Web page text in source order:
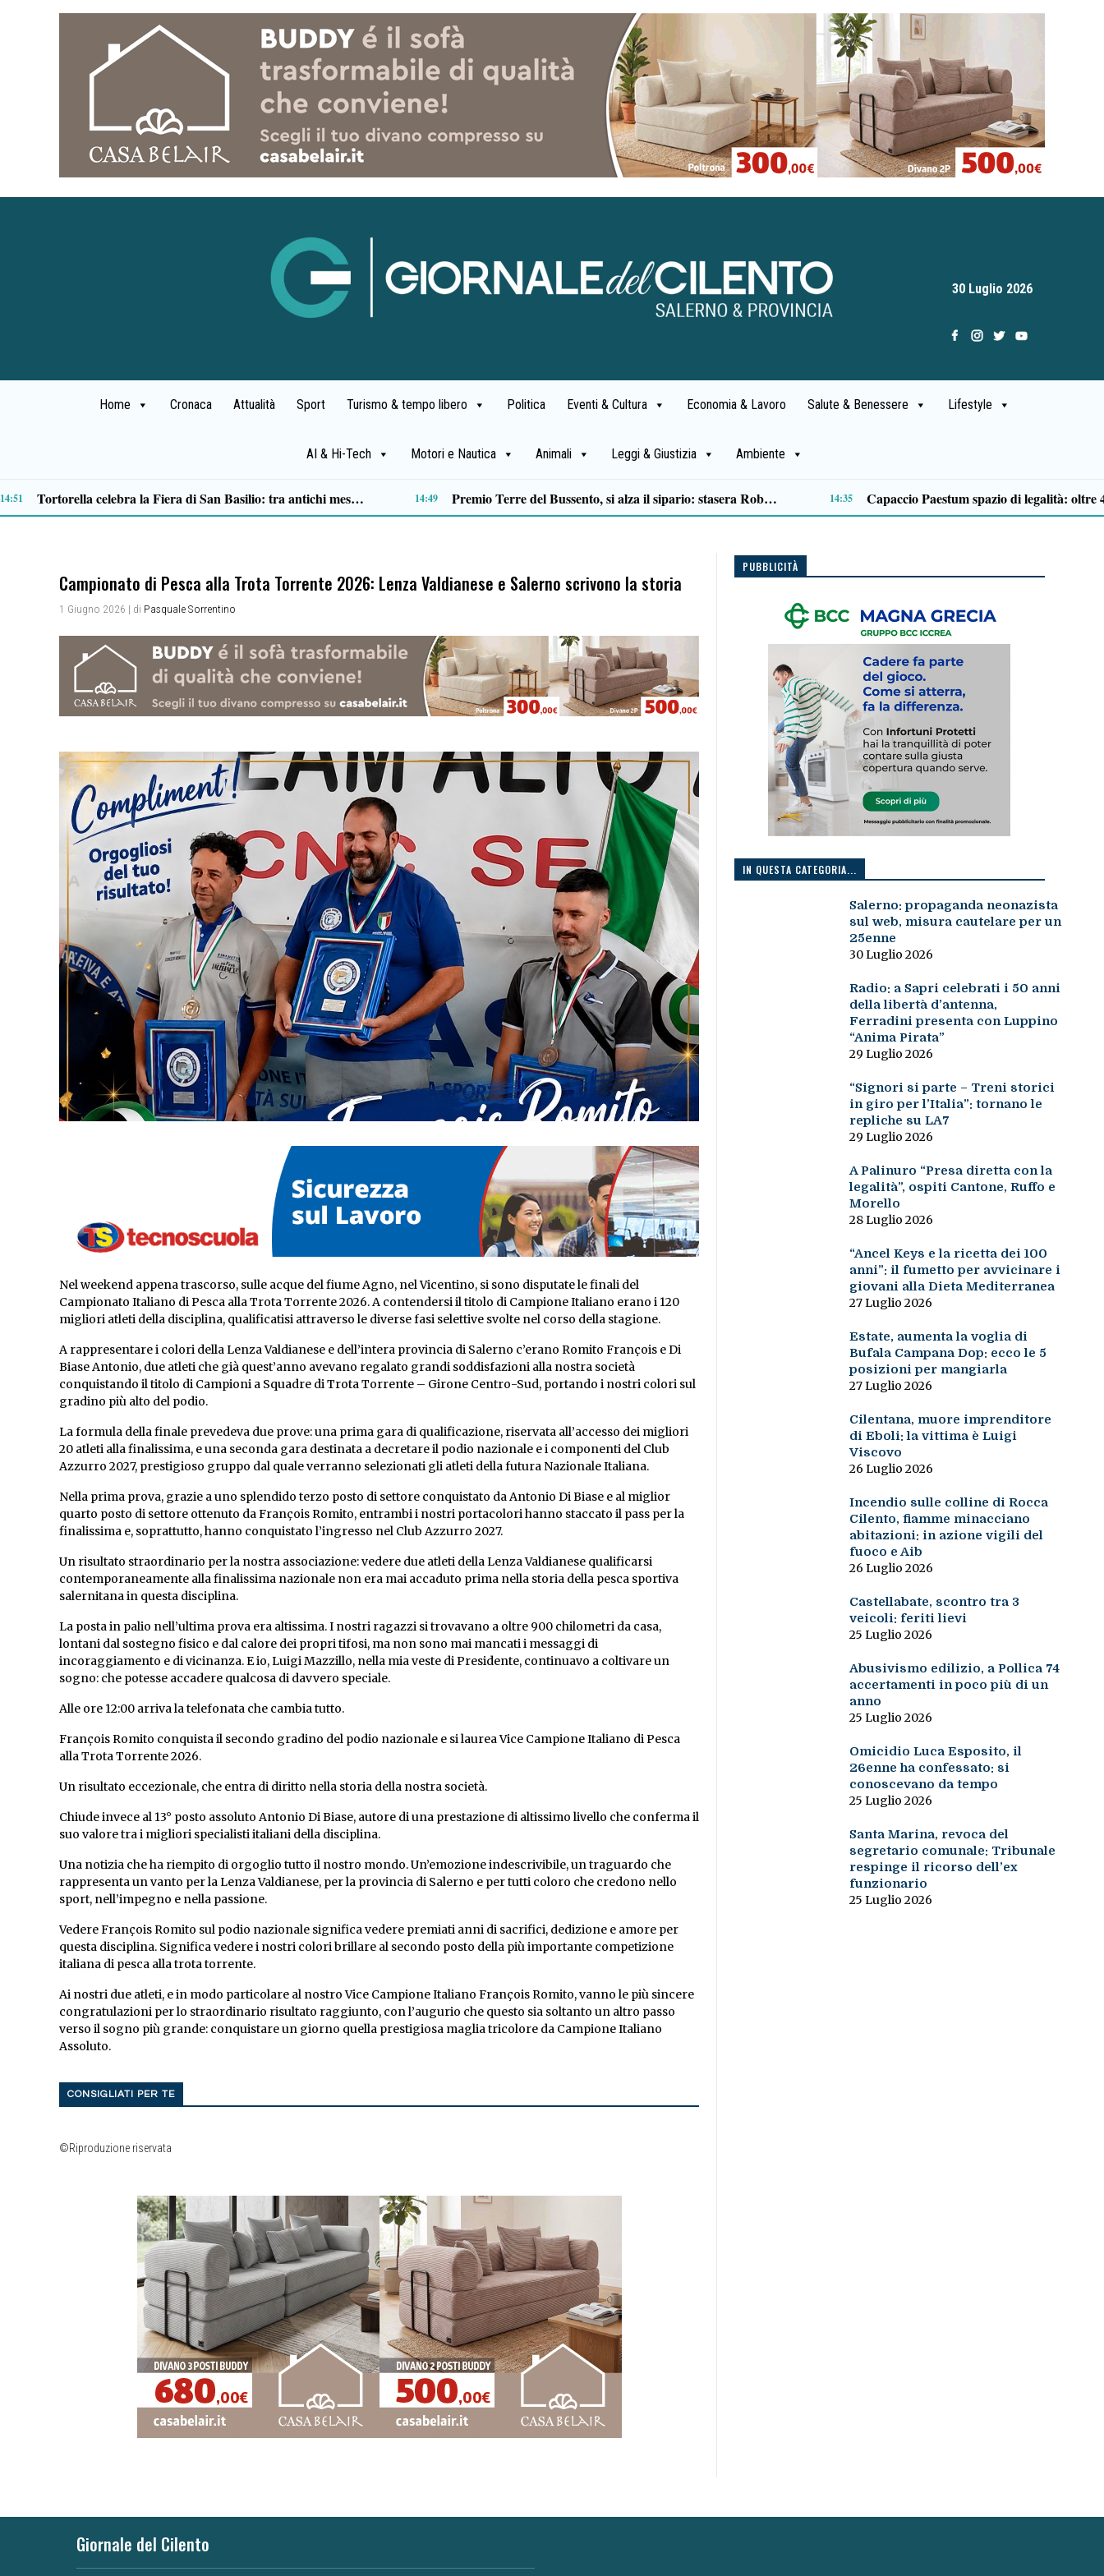
30 Luglio 2026
Home Cronaca Attualità Sport Turismo & tempo libero Politica Eventi & Cultura Economia & Lavoro Salute & Benessere Lifestyle
AI & Hi-Tech Motori e Nautica Animali Leggi & Giustizia Ambiente
Matera, PD: «Approvato assestamento bilancio regionale: più investimenti sui territori» Il distretto sanitario di Camerota si trasforma: al via la realizzazione della casa di comunità
Campionato di Pesca alla Trota Torrente 2026: Lenza Valdianese e Salerno scrivono la storia
1 Giugno 2026 | di Pasquale Sorrentino
Nel weekend appena trascorso, sulle acque del fiume Agno, nel Vicentino, si sono disputate le finali del
Campionato Italiano di Pesca alla Trota Torrente 2026. A contendersi il titolo di Campione Italiano erano i 120
migliori atleti della disciplina, qualificatisi attraverso le diverse fasi selettive svolte nel corso della stagione.
A rappresentare i colori della Lenza Valdianese e dell’intera provincia di Salerno c’erano Romito François e Di
Biase Antonio, due atleti che già quest’anno avevano regalato grandi soddisfazioni alla nostra società
conquistando il titolo di Campioni a Squadre di Trota Torrente – Girone Centro-Sud, portando i nostri colori sul
gradino più alto del podio.
La formula della finale prevedeva due prove: una prima gara di qualificazione, riservata all’accesso dei migliori
20 atleti alla finalissima, e una seconda gara destinata a decretare il podio nazionale e i componenti del Club
Azzurro 2027, prestigioso gruppo dal quale verranno selezionati gli atleti della futura Nazionale Italiana.
Nella prima prova, grazie a uno splendido terzo posto di settore conquistato da Antonio Di Biase e al miglior
quarto posto di settore ottenuto da François Romito, entrambi i nostri portacolori hanno staccato il pass per la
finalissima e, soprattutto, hanno conquistato l’ingresso nel Club Azzurro 2027.
Un risultato straordinario per la nostra associazione: vedere due atleti della Lenza Valdianese qualificarsi
contemporaneamente alla finalissima nazionale non era mai accaduto prima nella storia della pesca sportiva
salernitana in questa disciplina.
La posta in palio nell’ultima prova era altissima. I nostri ragazzi si trovavano a oltre 900 chilometri da casa,
lontani dal sostegno fisico e dal calore dei propri tifosi, ma non sono mai mancati i messaggi di
incoraggiamento e di vicinanza. E io, Luigi Mazzillo, nella mia veste di Presidente, continuavo a coltivare un
sogno: che potesse accadere qualcosa di davvero speciale.
Alle ore 12:00 arriva la telefonata che cambia tutto.
François Romito conquista il secondo gradino del podio nazionale e si laurea Vice Campione Italiano di Pesca
alla Trota Torrente 2026.
Un risultato eccezionale, che entra di diritto nella storia della nostra società.
Chiude invece al 13° posto assoluto Antonio Di Biase, autore di una prestazione di altissimo livello che conferma il
suo valore tra i migliori specialisti italiani della disciplina.
Una notizia che ha riempito di orgoglio tutto il nostro mondo. Un’emozione indescrivibile, un traguardo che
rappresenta un vanto per la Lenza Valdianese, per la provincia di Salerno e per tutti coloro che credono nello
sport, nell’impegno e nella passione.
Vedere François Romito sul podio nazionale significa vedere premiati anni di sacrifici, dedizione e amore per
questa disciplina. Significa vedere i nostri colori brillare al secondo posto della più importante competizione
italiana di pesca alla trota torrente.
Ai nostri due atleti, e in modo particolare al nostro Vice Campione Italiano François Romito, vanno le più sincere
congratulazioni per lo straordinario risultato raggiunto, con l’augurio che questo sia soltanto un altro passo
verso il sogno più grande: conquistare un giorno quella prestigiosa maglia tricolore da Campione Italiano
Assoluto.
CONSIGLIATI PER TE
©Riproduzione riservata
PUBBLICITÀ
IN QUESTA CATEGORIA...
Salerno: propaganda neonazista
sul web, misura cautelare per un
25enne
30 Luglio 2026
Radio: a Sapri celebrati i 50 anni
della libertà d’antenna,
Ferradini presenta con Luppino
“Anima Pirata”
29 Luglio 2026
“Signori si parte – Treni storici
in giro per l’Italia”: tornano le
repliche su LA7
29 Luglio 2026
A Palinuro “Presa diretta con la
legalità”, ospiti Cantone, Ruffo e
Morello
28 Luglio 2026
“Ancel Keys e la ricetta dei 100
anni”: il fumetto per avvicinare i
giovani alla Dieta Mediterranea
27 Luglio 2026
Estate, aumenta la voglia di
Bufala Campana Dop: ecco le 5
posizioni per mangiarla
27 Luglio 2026
Cilentana, muore imprenditore
di Eboli: la vittima è Luigi
Viscovo
26 Luglio 2026
Incendio sulle colline di Rocca
Cilento, fiamme minacciano
abitazioni: in azione vigili del
fuoco e Aib
26 Luglio 2026
Castellabate, scontro tra 3
veicoli: feriti lievi
25 Luglio 2026
Abusivismo edilizio, a Pollica 74
accertamenti in poco più di un
anno
25 Luglio 2026
Omicidio Luca Esposito, il
26enne ha confessato: si
conoscevano da tempo
25 Luglio 2026
Santa Marina, revoca del
segretario comunale: Tribunale
respinge il ricorso dell’ex
funzionario
25 Luglio 2026
Giornale del Cilento